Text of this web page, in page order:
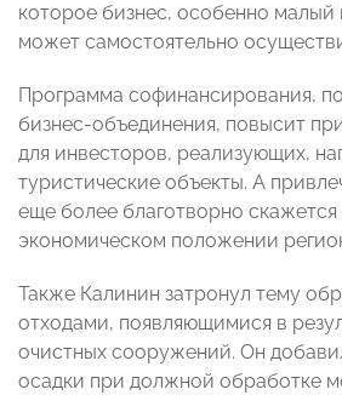
которое бизнес, особенно малый
может самостоятельно
Программа софинансирования,
бизнес-объединения, повысит
для инвесторов, реализующих,
туристические объекты. А
еще более благотворно
экономическом положении
Также Калинин затронул тему
отходами, появляющимися в
очистных сооружений. Он
осадки при должной обработке